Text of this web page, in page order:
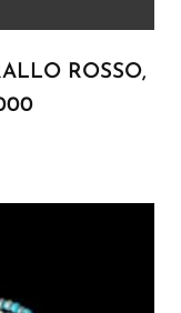
ROSSO,